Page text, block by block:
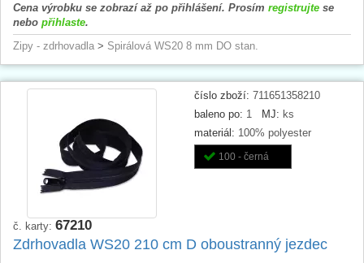
Cena výrobku se zobrazí až po přihlášení. Prosím registrujte se
nebo přihlaste.
Zipy - zdrhovadla > Spirálová WS20 8 mm DO stan.
číslo zboží: 711651358210
baleno po: 1 MJ: ks
materiál: 100% polyester
100 - černá
č. karty: 67210
Zdrhovadla WS20 210 cm D oboustranný jezdec